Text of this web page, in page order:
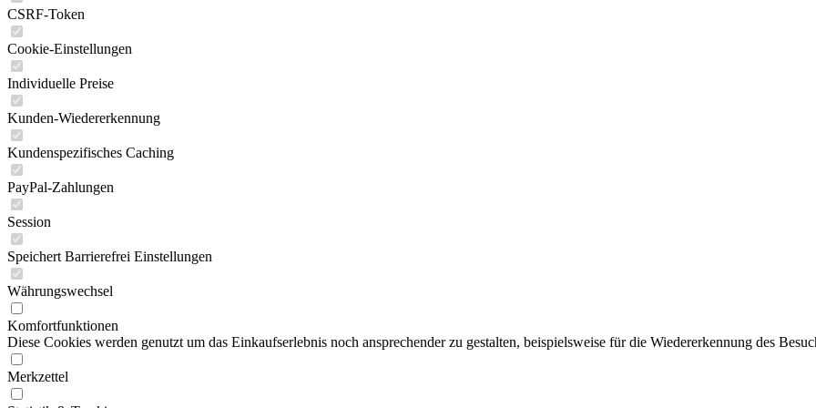
CSRF-Token
Cookie-Einstellungen
Individuelle Preise
Kunden-Wiedererkennung
Kundenspezifisches Caching
PayPal-Zahlungen
Session
Speichert Barrierefrei Einstellungen
Währungswechsel
Komfortfunktionen
Diese Cookies werden genutzt um das Einkaufserlebnis noch ansprechender zu gestalten, beispielsweise für die Wiedererkennung des
Merkzettel